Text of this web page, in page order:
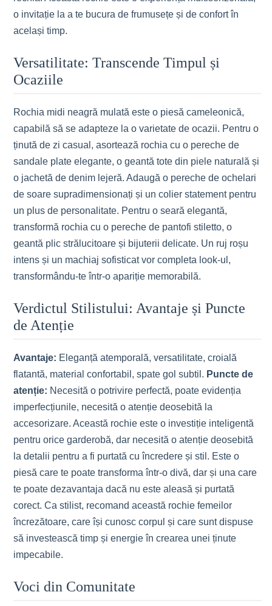
o invitație la a te bucura de frumusețe și de confort în
același timp.
Versatilitate: Transcende Timpul și
Ocaziile
Rochia midi neagră mulată este o piesă cameleonică,
capabilă să se adapteze la o varietate de ocazii. Pentru o
ținută de zi casual, asortează rochia cu o pereche de
sandale plate elegante, o geantă tote din piele naturală și
o jachetă de denim lejeră. Adaugă o pereche de ochelari
de soare supradimensionați și un colier statement pentru
un plus de personalitate. Pentru o seară elegantă,
transformă rochia cu o pereche de pantofi stiletto, o
geantă plic strălucitoare și bijuterii delicate. Un ruj roșu
intens și un machiaj sofisticat vor completa look-ul,
transformându-te într-o apariție memorabilă.
Verdictul Stilistului: Avantaje și Puncte
de Atenție
Avantaje: Eleganță atemporală, versatilitate, croială
flatantă, material confortabil, spate gol subtil. Puncte de
atenție: Necesită o potrivire perfectă, poate evidenția
imperfecțiunile, necesită o atenție deosebită la
accesorizare. Această rochie este o investiție inteligentă
pentru orice garderobă, dar necesită o atenție deosebită
la detalii pentru a fi purtată cu încredere și stil. Este o
piesă care te poate transforma într-o divă, dar și una care
te poate dezavantaja dacă nu este aleasă și purtată
corect. Ca stilist, recomand această rochie femeilor
încrezătoare, care își cunosc corpul și care sunt dispuse
să investească timp și energie în crearea unei ținute
impecabile.
Voci din Comunitate